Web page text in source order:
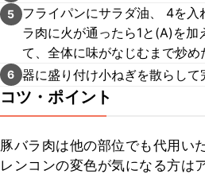
5
フライパンにサラダ油、 4を
ラ肉に火が通ったら1と(A)を加
て、全体に味がなじむまで炒め
6 器に盛り付け小ねぎを散らして
コツ・ポイント
豚バラ肉は他の部位でも代用い
レンコンの変色が気になる方は